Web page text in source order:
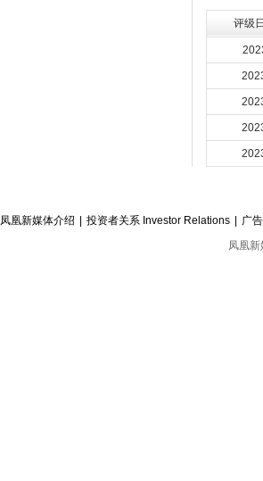
评级
凤凰新媒体介绍 投资者关系 Investor Relations 广
凤凰